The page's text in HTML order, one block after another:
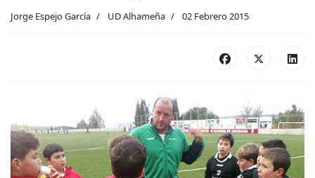
Jorge Espejo García UD Alhameña 02 Febrero 2015